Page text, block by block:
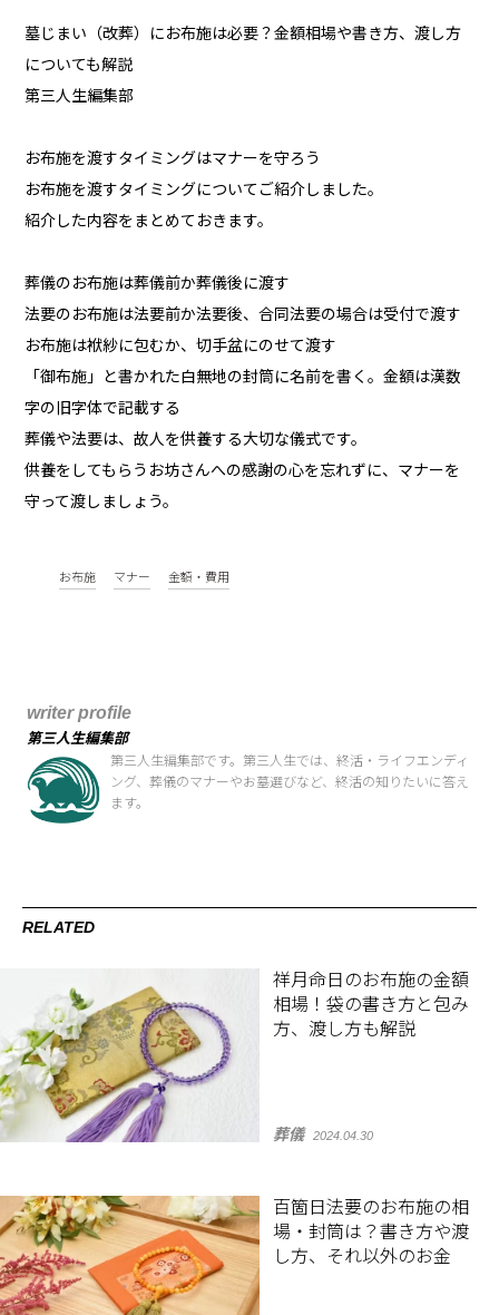
墓じまい（改葬）にお布施は必要？金額相場や書き方、渡し方
についても解説
第三人生編集部
お布施を渡すタイミングはマナーを守ろう
お布施を渡すタイミングについてご紹介しました。
紹介した内容をまとめておきます。
葬儀のお布施は葬儀前か葬儀後に渡す
法要のお布施は法要前か法要後、合同法要の場合は受付で渡す
お布施は袱紗に包むか、切手盆にのせて渡す
「御布施」と書かれた白無地の封筒に名前を書く。金額は漢数
字の旧字体で記載する
葬儀や法要は、故人を供養する大切な儀式です。
供養をしてもらうお坊さんへの感謝の心を忘れずに、マナーを
守って渡しましょう。
お布施 マナー 金額・費用
writer profile
第三人生編集部
第三人生編集部です。第三人生では、終活・ライフエンディ
ング、葬儀のマナーやお墓選びなど、終活の知りたいに答え
ます。
RELATED
祥月命日のお布施の金額
相場！袋の書き方と包み
方、渡し方も解説
葬儀 2024.04.30
百箇日法要のお布施の相
場・封筒は？書き方や渡
し方、それ以外のお金